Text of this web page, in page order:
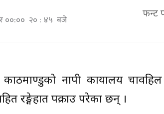
००:०० २० : ४५ बजे फन्ट
काठमाण्डुको नापी कार्यालय
रङ्गेहात पक्राउ परेका छन् ।